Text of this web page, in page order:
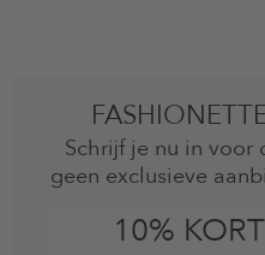
Schrijf je nu in voor
geen exclusieve
10%